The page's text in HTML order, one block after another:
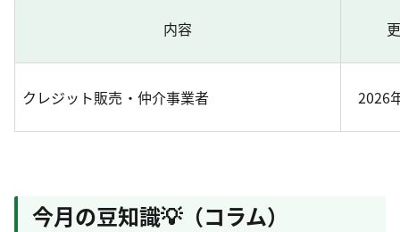
内容
クレジット販売・仲介事業者 2026
今月の豆知識💡（コラム）